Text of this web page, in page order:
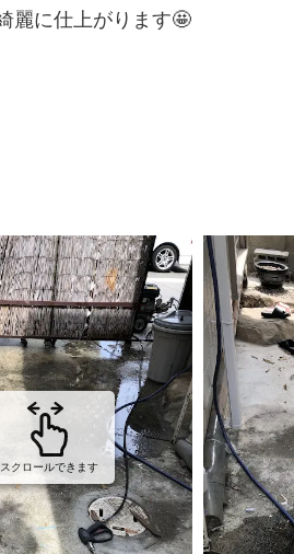
麗に仕上がります🤩
スクロールできます